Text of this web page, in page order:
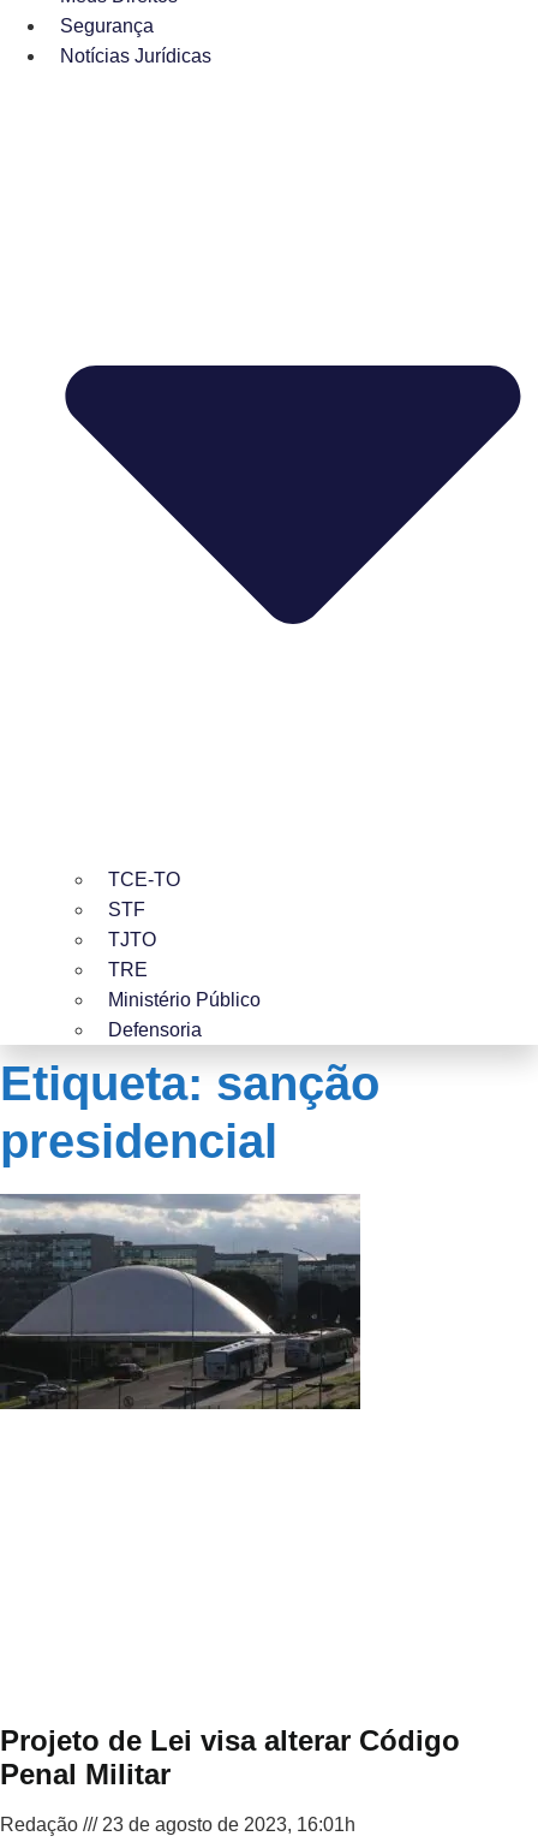
Segurança
Notícias Jurídicas
TCE-TO
STF
TJTO
TRE
Ministério Público
Defensoria
Etiqueta: sanção
presidencial
Projeto de Lei visa alterar Código
Penal Militar
Redação
23 de agosto de 2023, 16:01h